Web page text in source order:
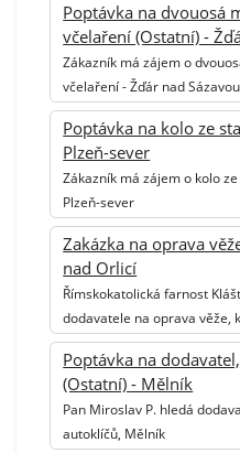
Poptávka na dvouosá
včelaření (Ostatní) -
Zákazník má zájem o
včelaření - Žďár nad Sázavou
Poptávka na kolo ze
Plzeň-sever
Zákazník má zájem o kolo
Plzeň-sever
Zakázka na oprava
nad Orlicí
Římskokatolická farnost
dodavatele na oprava věže,
Poptávka na
(Ostatní) - Mělník
Pan Miroslav P. hledá
autoklíčů, Mělník